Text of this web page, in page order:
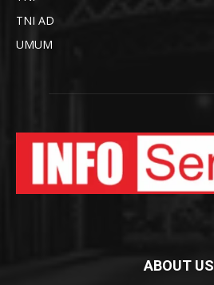
TNI AD
UMUM
ABOUT US